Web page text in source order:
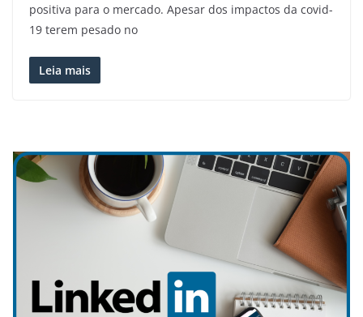
positiva para o mercado. Apesar dos impactos da covid-
19 terem pesado no
Leia mais